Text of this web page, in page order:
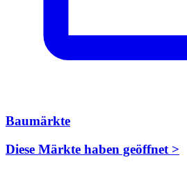
Baumärkte
Diese Märkte haben geöffnet >